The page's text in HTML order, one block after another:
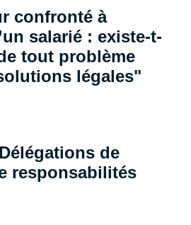
confronté à
salarié : existe-t-
tout problème
légales"
de
responsabilités